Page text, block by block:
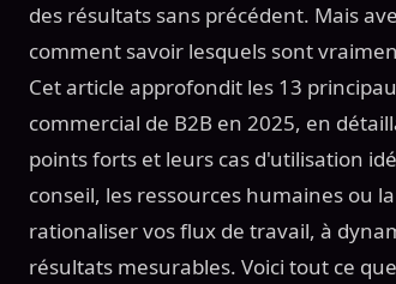
des résultats sans précédent. Mais
comment savoir lesquels sont
Cet article approfondit les 13
commercial de B2B en 2025, en
points forts et leurs cas d'utilisation
conseil, les ressources humaines ou
rationaliser vos flux de travail, à
résultats mesurables. Voici tout ce